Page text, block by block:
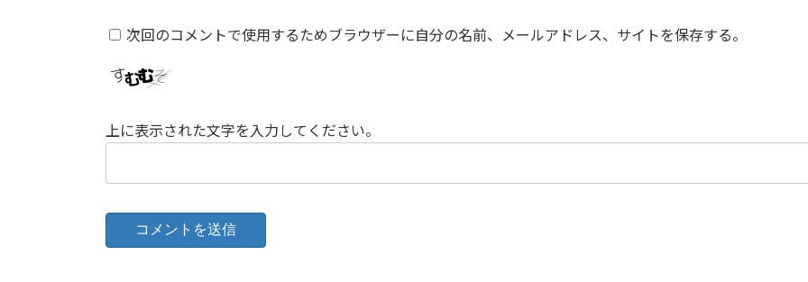
次回のコメントで使用するためブラウザーに自分の名前、メールアドレス、サイトを保存する。
上に表示された文字を入力してください。